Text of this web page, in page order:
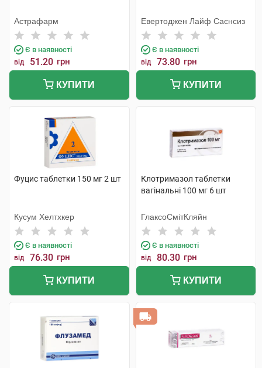
Астрафарм
Є в наявності
від 51.20 грн
КУПИТИ
Евертоджен Лайф Саєнсиз
Є в наявності
від 73.80 грн
КУПИТИ
Фуцис таблетки 150 мг 2 шт
Кусум Хелтхкер
Є в наявності
від 76.30 грн
КУПИТИ
Клотримазол таблетки
вагінальні 100 мг 6 шт
ГлаксоСмітКляйн
Є в наявності
від 80.30 грн
КУПИТИ